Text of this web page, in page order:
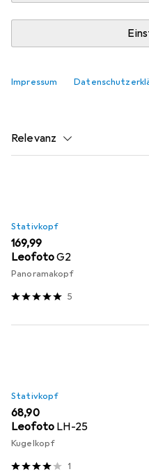
Impressum
DSLM Travel Evolution
der Kategorie Stativkopf.
Relevanz
Stativkopf
EUR
169,99
LeofotoG2
Panoramakopf
5
Stativkopf
EUR
68,90
Leofoto LH-25
Kugelkopf
1